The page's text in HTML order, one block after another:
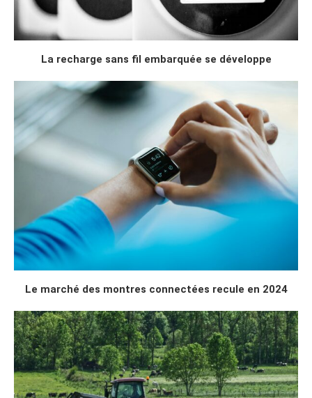
La recharge sans fil embarquée se développe
Le marché des montres connectées recule en 2024